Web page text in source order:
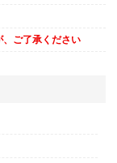
ご了承ください